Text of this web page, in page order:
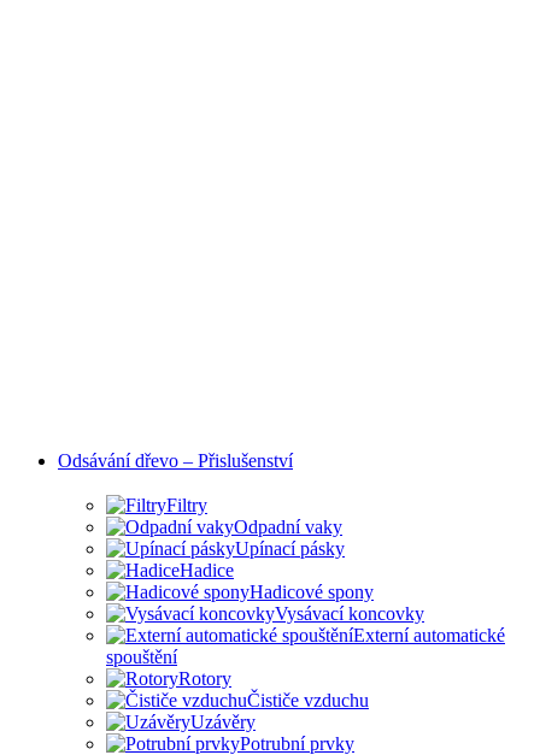
Odsávání dřevo – Přislušenství
Filtry
Odpadní vaky
Upínací pásky
Hadice
Hadicové spony
Vysávací koncovky
Externí automatické
spouštění
Rotory
Čističe vzduchu
Uzávěry
Potrubní prvky